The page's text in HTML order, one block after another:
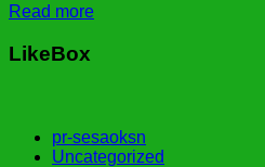
Read more
LikeBox
pr-sesaoksn
Uncategorized